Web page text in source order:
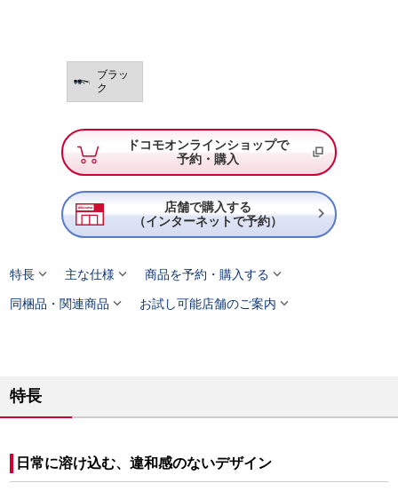
ブラッ
ク
ドコモオンラインショップで
予約・購入
店舗で購入する
（インターネットで予約）

特長 主な仕様  商品を予約・購入する 
同梱品・関連商品  お試し可能店舗のご案内 
特長
日常に溶け込む、違和感のないデザイン